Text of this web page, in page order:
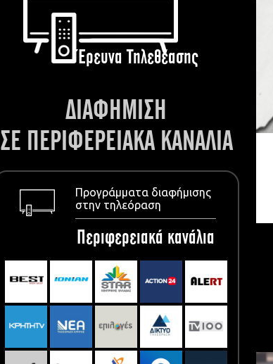
Έρευνα Τηλεθέασης
ΔΙΑΦΗΜΙΣΗ
ΣΕ ΠΕΡΙΦΕΡΕΙΑΚΑ ΚΑΝΑΛΙΑ
Προγράμματα διαφήμισης
στην τηλεόραση
Περιφερειακά κανάλια